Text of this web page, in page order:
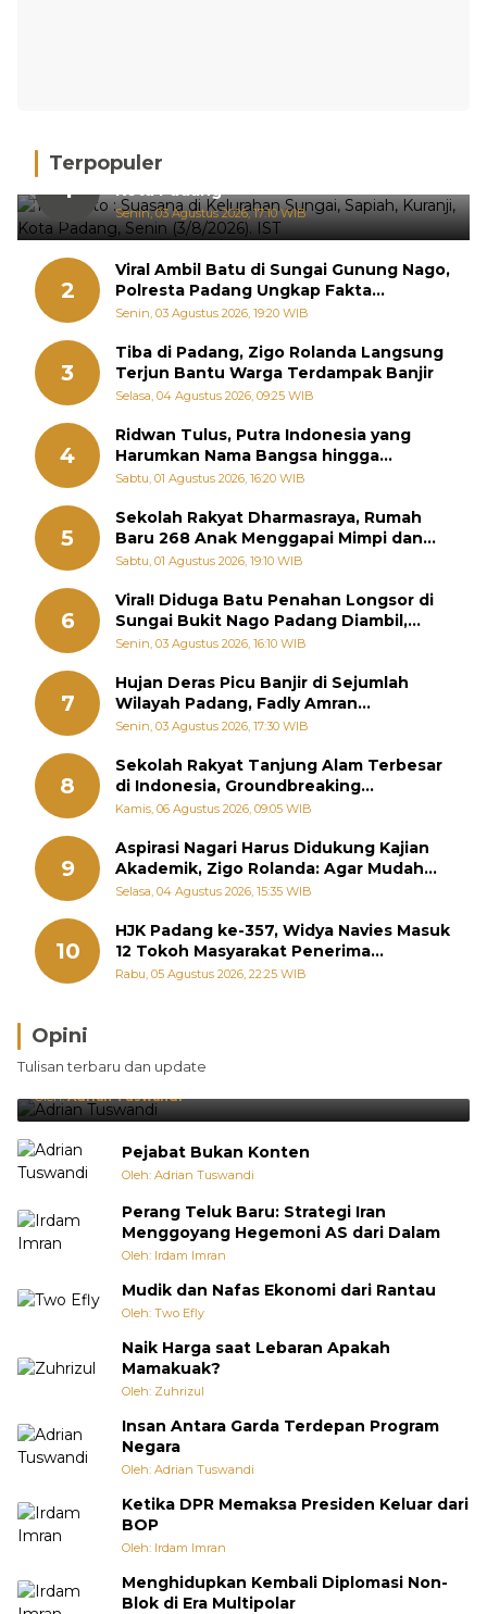
Terpopuler
1
Hujan Deras, 15 Titik Banjir Terdeteksi di
Kota Padang
Senin, 03 Agustus 2026, 17:10 WIB
2
Viral Ambil Batu di Sungai Gunung Nago,
Polresta Padang Ungkap Fakta
Sebenarnya
Senin, 03 Agustus 2026, 19:20 WIB
3
Tiba di Padang, Zigo Rolanda Langsung
Terjun Bantu Warga Terdampak Banjir
Selasa, 04 Agustus 2026, 09:25 WIB
4
Ridwan Tulus, Putra Indonesia yang
Harumkan Nama Bangsa hingga
Diabadikan dalam Buku Jepang
Sabtu, 01 Agustus 2026, 16:20 WIB
5
Sekolah Rakyat Dharmasraya, Rumah
Baru 268 Anak Menggapai Mimpi dan
Memutus Rantai Kemiskinan
Sabtu, 01 Agustus 2026, 19:10 WIB
6
Viral! Diduga Batu Penahan Longsor di
Sungai Bukit Nago Padang Diambil,
Warga Khawatir Bencana Terulang
Senin, 03 Agustus 2026, 16:10 WIB
7
Hujan Deras Picu Banjir di Sejumlah
Wilayah Padang, Fadly Amran
Perintahkan OPD Siaga
Senin, 03 Agustus 2026, 17:30 WIB
8
Sekolah Rakyat Tanjung Alam Terbesar
di Indonesia, Groundbreaking
September
Kamis, 06 Agustus 2026, 09:05 WIB
9
Aspirasi Nagari Harus Didukung Kajian
Akademik, Zigo Rolanda: Agar Mudah
Diperjuangkan di Kementerian
Selasa, 04 Agustus 2026, 15:35 WIB
10
HJK Padang ke-357, Widya Navies Masuk
12 Tokoh Masyarakat Penerima
Penghargaan Pemko Padang
Rabu, 05 Agustus 2026, 22:25 WIB
Opini
Tulisan terbaru dan update
Brasil Lebih Diunggulkan, tetapi Jepang Selalu
Punya Cara Membuat Kejutan
Oleh:Adrian Tuswandi
Pejabat Bukan Konten
Oleh: Adrian Tuswandi
Perang Teluk Baru: Strategi Iran
Menggoyang Hegemoni AS dari Dalam
Oleh: Irdam Imran
Mudik dan Nafas Ekonomi dari Rantau
Oleh: Two Efly
Naik Harga saat Lebaran Apakah
Mamakuak?
Oleh: Zuhrizul
Insan Antara Garda Terdepan Program
Negara
Oleh: Adrian Tuswandi
Ketika DPR Memaksa Presiden Keluar dari
BOP
Oleh: Irdam Imran
Menghidupkan Kembali Diplomasi Non-
Blok di Era Multipolar